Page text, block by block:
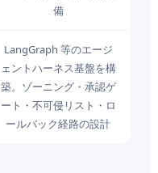
備
LangGraph 等のエージ
ェントハーネス基盤を構
築。ゾーニング・承認ゲ
ート・不可侵リスト・ロ
ールバック経路の設計